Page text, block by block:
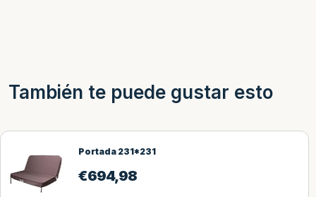
También te puede gustar esto
Portada 231*231
€694,98